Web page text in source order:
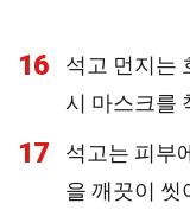
16
석고 먼지는
시 마스크를
17
석고는 피부
을 깨끗이 씻